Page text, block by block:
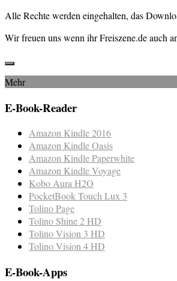
Alle Rechte werden eingehalten, das
Wir freuen uns wenn ihr Freiszene.de auch
Mehr
E-Book-Reader
Amazon Kindle 2016
Amazon Kindle Oasis
Amazon Kindle Paperwhite
Amazon Kindle Voyage
Kobo Aura H2O
PocketBook Touch Lux 3
Tolino Page
Tolino Shine 2 HD
Tolino Vision 3 HD
Tolino Vision 4 HD
E-Book-Apps